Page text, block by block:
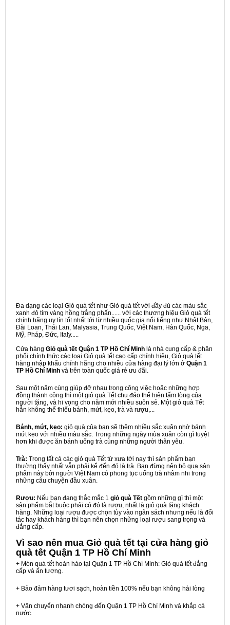
Đa dạng các loại Giỏ quà tết như Giỏ quà tết với đầy đủ các màu sắc
xanh đỏ tím vàng hồng trắng phấn...... với các thương hiệu Giỏ quà tết
chính hãng uy tín tốt nhất tới từ nhiều quốc gia nổi tiếng như Nhật Bản,
Đài Loan, Thái Lan, Malyasia, Trung Quốc, Việt Nam, Hàn Quốc, Nga,
Mỹ, Pháp, Đức, Italy.....
Cửa hàng Giỏ quà tết Quận 1 TP Hồ Chí Minh là nhà cung cấp & phân
phối chính thức các loại Giỏ quà tết cao cấp chính hiệu, Giỏ quà tết
hàng nhập khẩu chính hãng cho nhiều cửa hàng đại lý lớn ở Quận 1
TP Hồ Chí Minh và trên toàn quốc giá rẻ ưu đãi.
Sau một năm cùng giúp đỡ nhau trong công việc hoặc những hợp
đồng thành công thì một giỏ quà Tết chu đáo thể hiện tấm lòng của
người tặng, và hi vọng cho năm mới nhiều suôn sẻ. Một giỏ quà Tết
hẳn không thể thiếu bánh, mứt, kẹo, trà và rượu,...
Bánh, mứt, kẹo: giỏ quà của bạn sẽ thêm nhiều sắc xuân nhờ bánh
mứt kẹo với nhiều màu sắc. Trong những ngày mùa xuân còn gì tuyệt
hơn khi được ăn bánh uống trà cùng những người thân yêu.
Trà: Trong tất cả các giỏ quà Tết từ xưa tới nay thì sản phẩm bạn
thường thấy nhất vẫn phải kể đến đó là trà. Bạn đừng nên bỏ qua sản
phẩm này bởi người Việt Nam có phong tục uống trà nhâm nhi trong
những câu chuyện đầu xuân.
Rượu: Nếu bạn đang thắc mắc 1 giỏ quà Tết gồm những gì thì một
sản phẩm bắt buộc phải có đó là rượu, nhất là giỏ quà tặng khách
hàng. Những loại rượu được chọn tùy vào ngân sách nhưng nếu là đối
tác hay khách hàng thì bạn nên chọn những loại rượu sang trọng và
đẳng cấp.
Vì sao nên mua Giỏ quà tết tại cửa hàng giỏ
quà têt Quận 1 TP Hồ Chí Minh
+ Món quà tết hoàn hảo tại Quận 1 TP Hồ Chí Minh: Giỏ quà tết đẳng
cấp và ấn tượng.
+ Bảo đảm hàng tươi sạch, hoàn tiền 100% nếu bạn không hài lòng
+ Vận chuyển nhanh chóng đến Quận 1 TP Hồ Chí Minh và khắp cả
nước.